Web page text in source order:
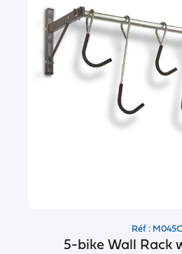
Réf : M045C
5-bike Wall Rack